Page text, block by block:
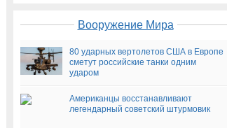
Вооружение Мира
80 ударных вертолетов США в Европе
сметут российские танки одним
ударом
Американцы восстанавливают
легендарный советский штурмовик